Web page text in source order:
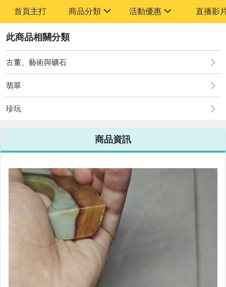
首頁主打 商品分類
其它
活動優惠
[全店] 周年慶
[全店] 粉絲專享
直播影
古董、藝術與礦石
翡翠
珍玩
商品資訊